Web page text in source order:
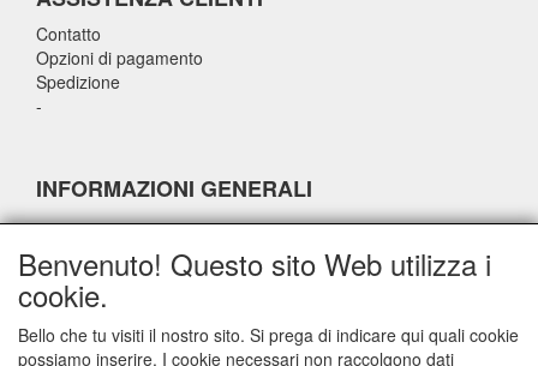
Contatto
Opzioni di pagamento
Spedizione
-
INFORMAZIONI GENERALI
-
-
-
Benvenuto! Questo sito Web utilizza i
cookie.
Bello che tu visiti il nostro sito. Si prega di indicare qui quali cookie
possiamo inserire. I cookie necessari non raccolgono dati